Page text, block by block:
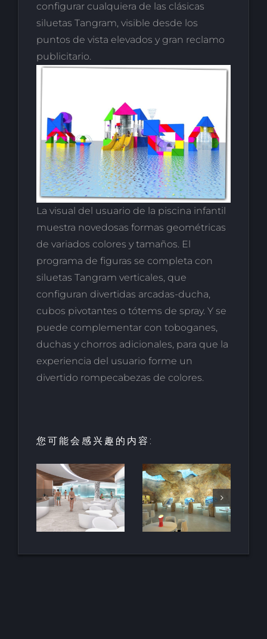
configurar cualquiera de las clásicas
siluetas Tangram, visible desde los
puntos de vista elevados y gran reclamo
publicitario.
La visual del usuario de la piscina infantil
muestra novedosas formas geométricas
de variados colores y tamaños. El
programa de figuras se completa con
siluetas Tangram verticales, que
configuran divertidas arcadas-ducha,
cubos pivotantes o tótems de spray. Y se
puede complementar con toboganes,
duchas y chorros adicionales, para que la
experiencia del usuario forme un
divertido rompecabezas de colores.
您可能会感兴趣的内容:
用于亲水建
筑的室内人
造岩石
天然梯田泳
池